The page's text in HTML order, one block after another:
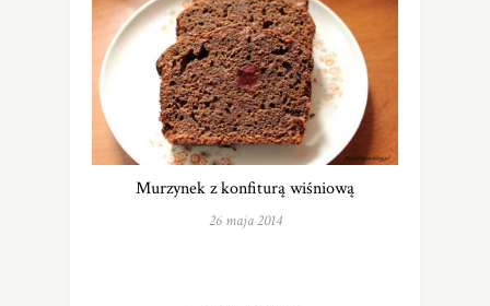
Murzynek z konfiturą wiśniową
26 maja 2014